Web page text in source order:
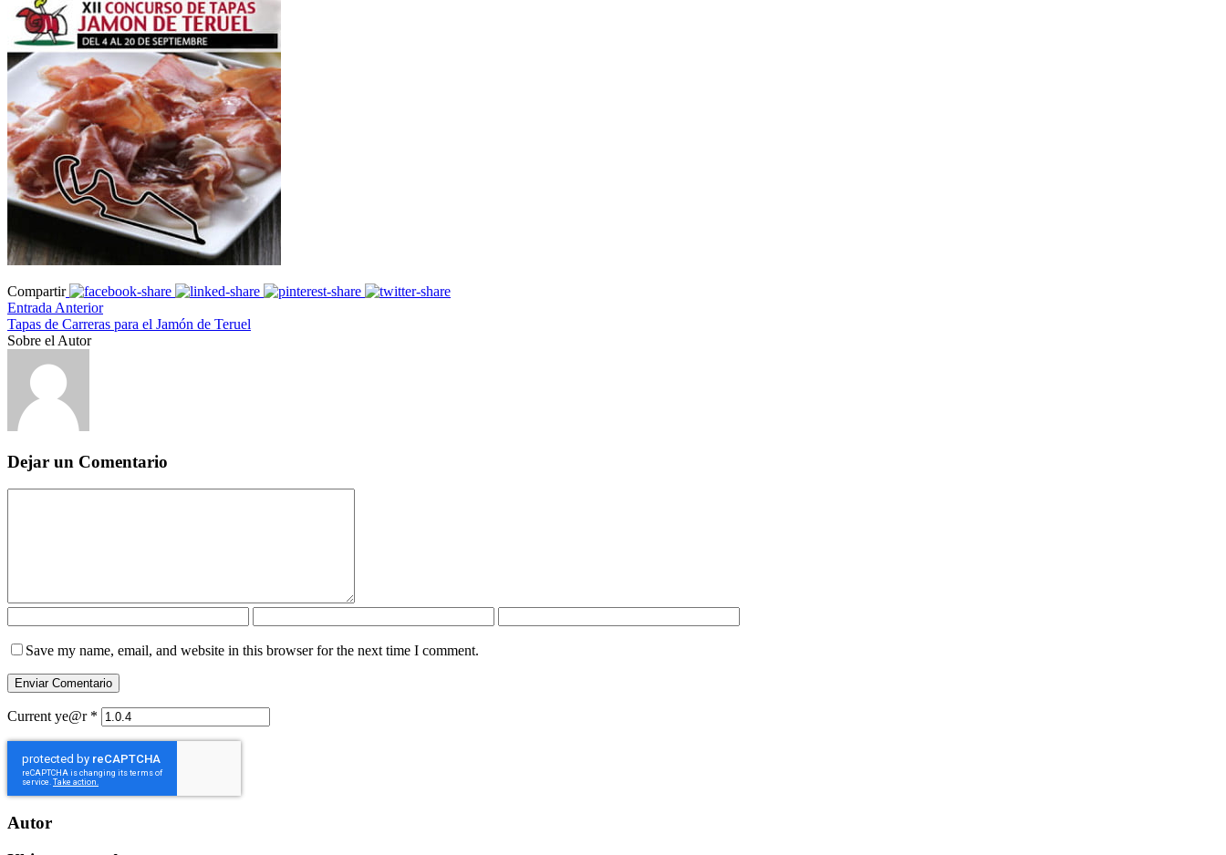
Compartir
Entrada Anterior
Tapas de Carreras para el Jamón de Teruel
Sobre el Autor
Dejar un Comentario
Save my name, email, and website in this browser for the next time I comment.
Current ye@r *
Autor